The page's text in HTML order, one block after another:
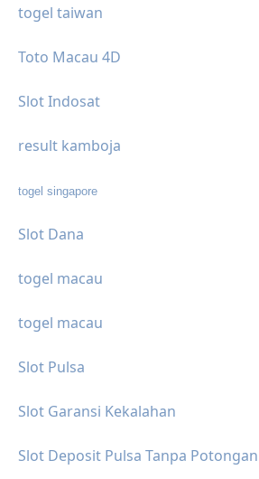
togel taiwan
Toto Macau 4D
Slot Indosat
result kamboja
togel singapore
Slot Dana
togel macau
togel macau
Slot Pulsa
Slot Garansi Kekalahan
Slot Deposit Pulsa Tanpa Potongan